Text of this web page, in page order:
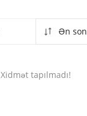
Ən son
Xidmət tapılmadı!